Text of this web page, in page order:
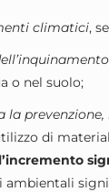
climatici,
o nel suolo;
la
di
ambientali